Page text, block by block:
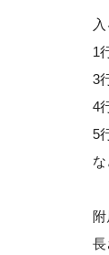
1
3
4
5
長